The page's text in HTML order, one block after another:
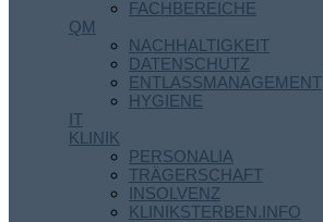
FACHBEREICHE
QM
NACHHALTIGKEIT
DATENSCHUTZ
ENTLASSMANAGEMENT
HYGIENE
IT
KLINIK
PERSONALIA
TRÄGERSCHAFT
INSOLVENZ
KLINIKSTERBEN.INFO